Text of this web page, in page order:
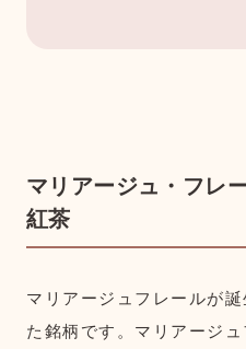
マリアージュ・フレ
紅茶
マリアージュフレールが
た銘柄です。マリアージ